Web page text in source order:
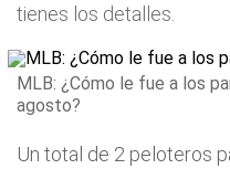
tienes los detalles.
MLB: ¿Cómo le fue a los
agosto?
Un total de 2 peloteros